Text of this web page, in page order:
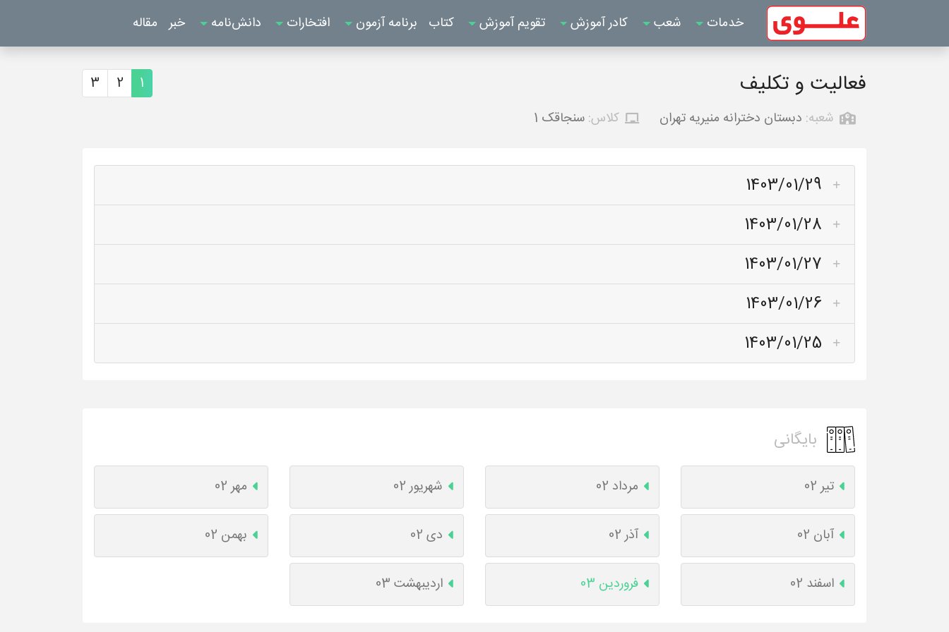
خدمات شعب کادر آموزش تقویم آموزش کتاب برنامه آزمون افتخارات دانش‌نامه خبر مقاله
فعالیت و تکلیف 1
2
3
شعبه: دبستان دخترانه منیریه تهران کلاس: سنجاقک 1
1403/01/29
1403/01/28
1403/01/27
1403/01/26
1403/01/25
بایگانی
تیر 02 مرداد 02 شهریور 02 مهر 02
آبان 02 آذر 02 دی 02 بهمن 02
اسفند 02 فروردین 03 اردیبهشت 03